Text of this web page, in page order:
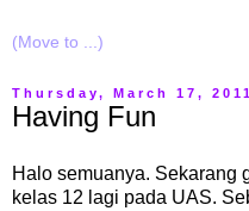
Thursday, March 17, 2011
Having Fun
Halo semuanya. Sekarang
kelas 12 lagi pada UAS.